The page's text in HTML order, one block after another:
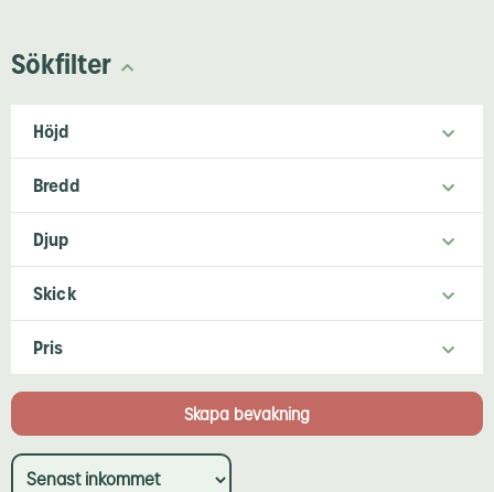
Sökfilter
Höjd
Bredd
Djup
Skick
Pris